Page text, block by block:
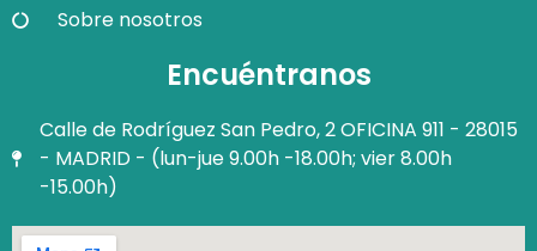
Sobre nosotros
Encuéntranos
Calle de Rodríguez San Pedro, 2 OFICINA 911 - 28015
- MADRID - (lun-jue 9.00h -18.00h; vier 8.00h
-15.00h)